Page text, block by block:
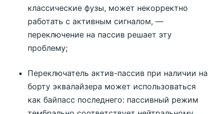
классические фузы, может некорректно
работать с активным сигналом, —
переключение на пассив решает эту
проблему;
Переключатель актив-пассив при наличии на
борту эквалайзера может использоваться
как байпасс последнего: пассивный режим